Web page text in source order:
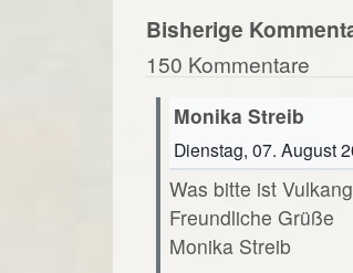
Bisherige
150 Kommentare
Monika Streib
Dienstag, 07. August
Was bitte ist
Freundliche Grüße
Monika Streib